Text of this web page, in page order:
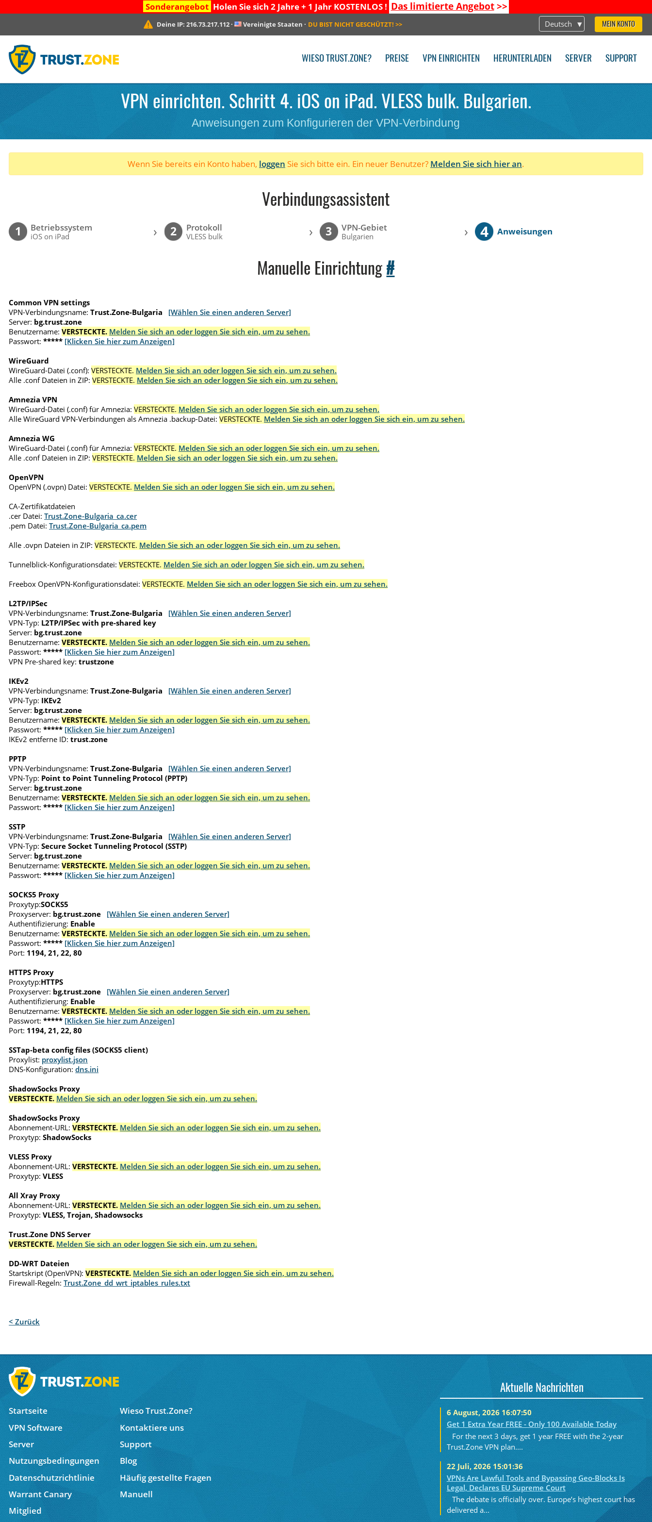
Sonderangebot Holen Sie sich 2 Jahre + 1 Jahr KOSTENLOS ! Das limitierte Angebot>>
Deutsch MEIN KONTO
Deine IP: 216.73.217.112· Vereinigte Staaten · DU BIST NICHT GESCHÜTZT! >>
WIESO TRUST.ZONE? PREISE VPN EINRICHTEN HERUNTERLADEN SERVER SUPPORT
VPN einrichten. Schritt 4. iOS on iPad. VLESS bulk. Bulgarien.
Anweisungen zum Konfigurieren der VPN-Verbindung
Wenn Sie bereits ein Konto haben, loggen Sie sich bitte ein. Ein neuer Benutzer? Melden Sie sich hier an.
Verbindungsassistent
1 Betriebssystem
iOS on iPad › 2 Protokoll
VLESS bulk › 3 VPN-Gebiet
Bulgarien › 4 Anweisungen
Manuelle Einrichtung #
Common VPN settings
VPN-Verbindungsname: Trust.Zone-Bulgaria
[Wählen Sie einen anderen Server]
Server: bg.trust.zone
Benutzername: VERSTECKTE. Melden Sie sich an oder loggen Sie sich ein, um zu sehen.
Passwort: ***** [Klicken Sie hier zum Anzeigen]
WireGuard
WireGuard-Datei (.conf): VERSTECKTE. Melden Sie sich an oder loggen Sie sich ein, um zu sehen.
Alle .conf Dateien in ZIP: VERSTECKTE. Melden Sie sich an oder loggen Sie sich ein, um zu sehen.
Amnezia VPN
WireGuard-Datei (.conf) für Amnezia: VERSTECKTE. Melden Sie sich an oder loggen Sie sich ein, um zu sehen.
Alle WireGuard VPN-Verbindungen als Amnezia .backup-Datei: VERSTECKTE. Melden Sie sich an oder loggen Sie sich ein, um zu sehen.
Amnezia WG
WireGuard-Datei (.conf) für Amnezia: VERSTECKTE. Melden Sie sich an oder loggen Sie sich ein, um zu sehen.
Alle .conf Dateien in ZIP: VERSTECKTE. Melden Sie sich an oder loggen Sie sich ein, um zu sehen.
OpenVPN
OpenVPN (.ovpn) Datei: VERSTECKTE. Melden Sie sich an oder loggen Sie sich ein, um zu sehen.
CA-Zertifikatdateien
.cer Datei: Trust.Zone-Bulgaria_ca.cer
.pem Datei: Trust.Zone-Bulgaria_ca.pem
Alle .ovpn Dateien in ZIP: VERSTECKTE. Melden Sie sich an oder loggen Sie sich ein, um zu sehen.
Tunnelblick-Konfigurationsdatei: VERSTECKTE. Melden Sie sich an oder loggen Sie sich ein, um zu sehen.
Freebox OpenVPN-Konfigurationsdatei: VERSTECKTE. Melden Sie sich an oder loggen Sie sich ein, um zu sehen.
L2TP/IPSec
VPN-Verbindungsname: Trust.Zone-Bulgaria
[Wählen Sie einen anderen Server]
VPN-Typ: L2TP/IPSec with pre-shared key
Server: bg.trust.zone
Benutzername: VERSTECKTE. Melden Sie sich an oder loggen Sie sich ein, um zu sehen.
Passwort: ***** [Klicken Sie hier zum Anzeigen]
VPN Pre-shared key: trustzone
IKEv2
VPN-Verbindungsname: Trust.Zone-Bulgaria
[Wählen Sie einen anderen Server]
VPN-Typ: IKEv2
Server: bg.trust.zone
Benutzername: VERSTECKTE. Melden Sie sich an oder loggen Sie sich ein, um zu sehen.
Passwort: ***** [Klicken Sie hier zum Anzeigen]
IKEv2 entferne ID: trust.zone
PPTP
VPN-Verbindungsname: Trust.Zone-Bulgaria
[Wählen Sie einen anderen Server]
VPN-Typ: Point to Point Tunneling Protocol (PPTP)
Server: bg.trust.zone
Benutzername: VERSTECKTE. Melden Sie sich an oder loggen Sie sich ein, um zu sehen.
Passwort: ***** [Klicken Sie hier zum Anzeigen]
SSTP
VPN-Verbindungsname: Trust.Zone-Bulgaria
[Wählen Sie einen anderen Server]
VPN-Typ: Secure Socket Tunneling Protocol (SSTP)
Server: bg.trust.zone
Benutzername: VERSTECKTE. Melden Sie sich an oder loggen Sie sich ein, um zu sehen.
Passwort: ***** [Klicken Sie hier zum Anzeigen]
SOCKS5 Proxy
Proxytyp:SOCKS5
Proxyserver: bg.trust.zone
[Wählen Sie einen anderen Server]
Authentifizierung: Enable
Benutzername: VERSTECKTE. Melden Sie sich an oder loggen Sie sich ein, um zu sehen.
Passwort: ***** [Klicken Sie hier zum Anzeigen]
Port: 1194, 21, 22, 80
HTTPS Proxy
Proxytyp:HTTPS
Proxyserver: bg.trust.zone
[Wählen Sie einen anderen Server]
Authentifizierung: Enable
Benutzername: VERSTECKTE. Melden Sie sich an oder loggen Sie sich ein, um zu sehen.
Passwort: ***** [Klicken Sie hier zum Anzeigen]
Port: 1194, 21, 22, 80
SSTap-beta config files (SOCKS5 client)
Proxylist: proxylist.json
DNS-Konfiguration: dns.ini
ShadowSocks Proxy
VERSTECKTE. Melden Sie sich an oder loggen Sie sich ein, um zu sehen.
ShadowSocks Proxy
Abonnement-URL: VERSTECKTE. Melden Sie sich an oder loggen Sie sich ein, um zu sehen.
Proxytyp: ShadowSocks
VLESS Proxy
Abonnement-URL: VERSTECKTE. Melden Sie sich an oder loggen Sie sich ein, um zu sehen.
Proxytyp: VLESS
All Xray Proxy
Abonnement-URL: VERSTECKTE. Melden Sie sich an oder loggen Sie sich ein, um zu sehen.
Proxytyp: VLESS, Trojan, Shadowsocks
Trust.Zone DNS Server
VERSTECKTE. Melden Sie sich an oder loggen Sie sich ein, um zu sehen.
DD-WRT Dateien
Startskript (OpenVPN): VERSTECKTE. Melden Sie sich an oder loggen Sie sich ein, um zu sehen.
Firewall-Regeln: Trust.Zone_dd_wrt_iptables_rules.txt
< Zurück
Startseite
Wieso Trust.Zone?
VPN Software
Kontaktiere uns
Server
Support
Nutzungsbedingungen
Blog
Datenschutzrichtlinie
Häufig gestellte Fragen
Warrant Canary
Manuell
Mitglied
Aktuelle Nachrichten
6 August, 2026 16:07:50
Get 1 Extra Year FREE - Only 100 Available Today
For the next 3 days, get 1 year FREE with the 2-year
Trust.Zone VPN plan....
22 Juli, 2026 15:01:36
VPNs Are Lawful Tools and Bypassing Geo-Blocks Is
Legal, Declares EU Supreme Court
The debate is officially over. Europe’s highest court has
delivered a...